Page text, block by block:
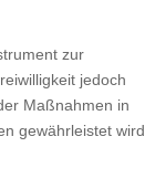
zur
jedoch
Maßnahmen in
gewährleistet wird.